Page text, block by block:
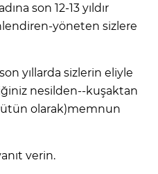
son 12-13 yıldır
yöneten sizlere
yıllarda sizlerin eliyle
nesilden--kuşaktan
olarak)memnun
verin.